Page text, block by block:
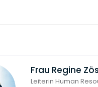
Frau Regine
Leiterin Human